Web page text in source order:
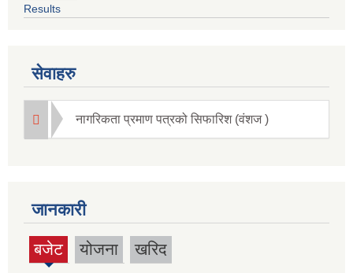
Results
सेवाहरु
नागरिकता प्रमाण पत्रको सिफारिश (वंशज )
जानकारी
बजेट
(active
योजना खरिद